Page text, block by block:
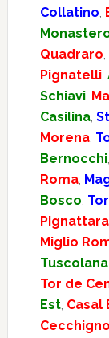
Collatino,
Quadraro,
Pignatelli,
Schiavi,
Casilina,
Morena,
Bernocchi,
Roma,
Bosco,
Pignattara
Miglio
Tuscolana,
Tor de
Est, Casal